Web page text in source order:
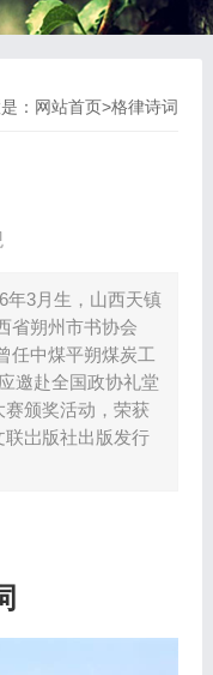
： 网站首页>格律诗词
年3月生，山西天镇
省朔州市书协会
任中煤平朔煤炭工
邀赴全国政协礼堂
赛颁奖活动，荣获
联岀版社出版发行